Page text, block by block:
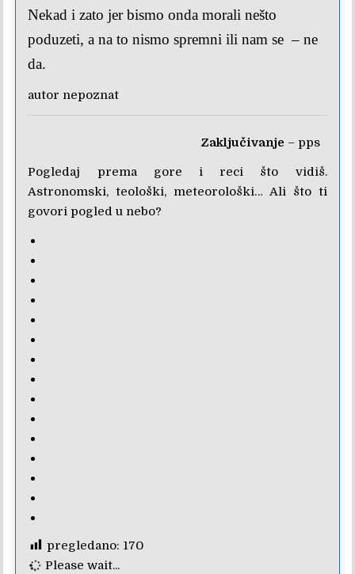
Nekad i zato jer bismo onda morali nešto
poduzeti, a na to nismo spremni ili nam se – ne
da.
autor nepoznat
Zaključivanje – pps
Pogledaj prema gore i reci što vidiš.
Astronomski, teološki, meteorološki… Ali što ti
govori pogled u nebo?
pregledano: 170
Please wait...